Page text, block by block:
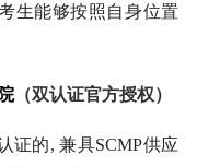
生能够按照自身位置
（双认证官方授权）
证的, 兼具SCMP供应